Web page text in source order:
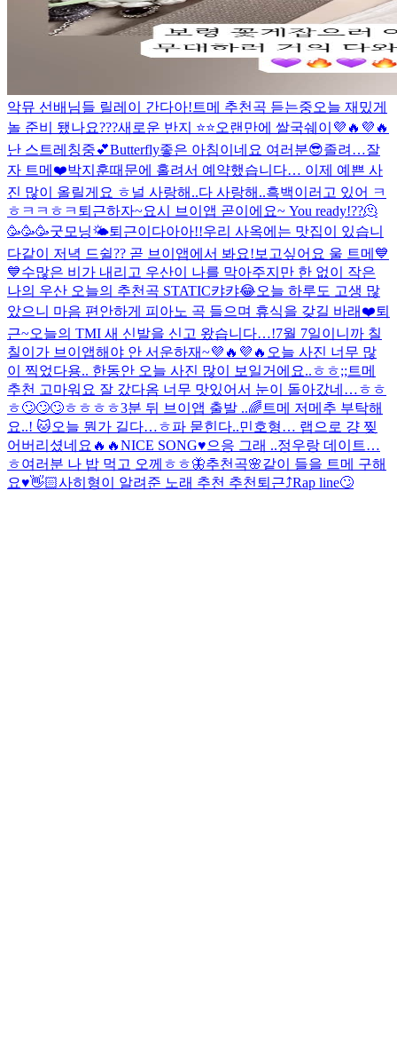
악뮤 선배님들 릴레이 간다아! 트메 추천곡 듣는중오늘 재밌게
놀 준비 됐나요???새로운 반지 ⭐️⭐️오랜만에 쌀국쉐이💜🔥💜🔥
난 스트레칭중💕Butterfly좋은 아침이네요 여러분😎졸려…잘
자 트메❤️박지훈때문에 홀려서 예약했습니다… 이제 예쁜 사
진 많이 올릴게요 ㅎ 널 사랑해..다 사랑해..흑백이러고 있어 ㅋ
ㅎㅋㅋㅎㅋ 퇴근하자~요시 브이앱 곧이에요~ You ready!??🫠
🥳🥳🥳굿모닝🌤퇴근이다아아!!우리 사옥에는 맛집이 있습니
다같이 저녁 드쉴?? 곧 브이앱에서 봐요! 보고싶어요 울 트메💙
💙수많은 비가 내리고 우산이 나를 막아주지만 한 없이 작은
나의 우산 오늘의 추천곡 STATIC캬캬😂오늘 하루도 고생 많
았으니 마음 편안하게 피아노 곡 들으며 휴식을 갖길 바래❤️퇴
근~오늘의 TMI 새 신발을 신고 왔습니다…!7월 7일이니까 칠
칠이가 브이앱해야 안 서운하재~💜🔥💜🔥 오늘 사진 너무 많
이 찍었다용.. 한동안 오늘 사진 많이 보일거에요..ㅎㅎ;; 트메
추천 고마워요 잘 갔다옴 너무 맛있어서 눈이 돌아갔네…ㅎㅎ
ㅎ🙄🙄🙄ㅎㅎㅎㅎ3분 뒤 브이앱 출발 ..🌈 트메 저메추 부탁해
요..! 🐱오늘 뭔가 길다…ㅎ파 묻힌다..민호형… 랩으로 걍 찢
어버리셨네요🔥🔥NICE SONG♥️으응 그래 ..정우랑 데이트…
ㅎ여러분 나 밥 먹고 오께ㅎㅎ🦋추천곡🌸같이 들을 트메 구해
요♥️👋🏻사히형이 알려준 노래 추천 추천 퇴근⤴︎Rap line🙄